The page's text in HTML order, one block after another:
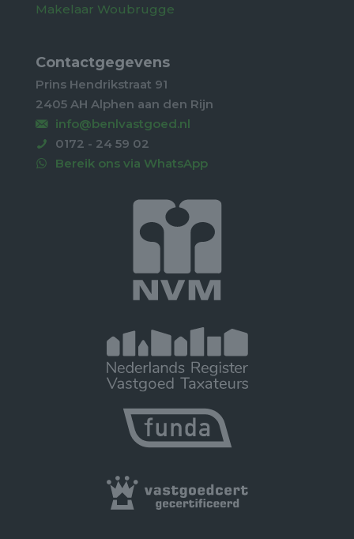
Makelaar Woubrugge
Contactgegevens
Prins Hendrikstraat 91
2405 AH Alphen aan den Rijn
info@benlvastgoed.nl
0172 - 24 59 02
Bereik ons via WhatsApp